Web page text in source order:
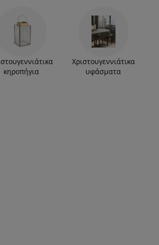
κηροπήγια
Χριστουγεννιάτικα
υφάσματα